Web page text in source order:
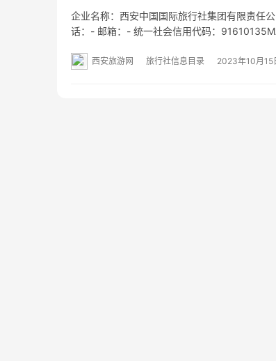
企业名称：西安中国国际旅行社集团有限责任
话：- 邮箱：- 统一社会信用代码：
西安旅游网 旅行社信息目录 2023年10月15